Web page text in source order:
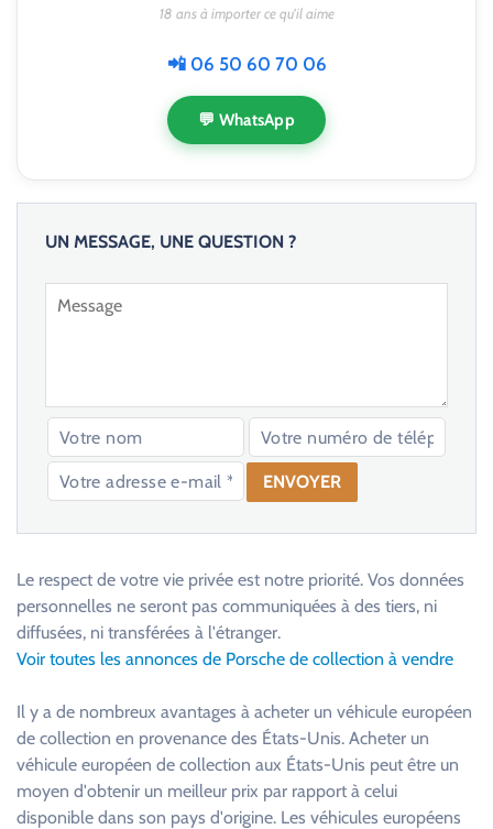
18 ans à importer ce qu'il aime
📲 06 50 60 70 06
💬 WhatsApp
UN MESSAGE, UNE QUESTION ?
a
Le respect de votre vie privée est notre priorité. Vos données
personnelles ne seront pas communiquées à des tiers, ni
diffusées, ni transférées à l'étranger.
Voir toutes les annonces de Porsche de collection à vendre
Il y a de nombreux avantages à acheter un véhicule européen
de collection en provenance des États-Unis. Acheter un
véhicule européen de collection aux États-Unis peut être un
moyen d'obtenir un meilleur prix par rapport à celui
disponible dans son pays d'origine. Les véhicules européens